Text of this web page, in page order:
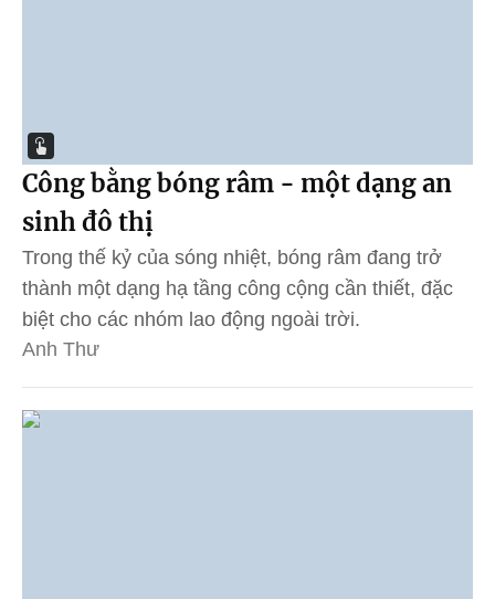
Công bằng bóng râm - một dạng an
sinh đô thị
Trong thế kỷ của sóng nhiệt, bóng râm đang trở
thành một dạng hạ tầng công cộng cần thiết, đặc
biệt cho các nhóm lao động ngoài trời.
Anh Thư